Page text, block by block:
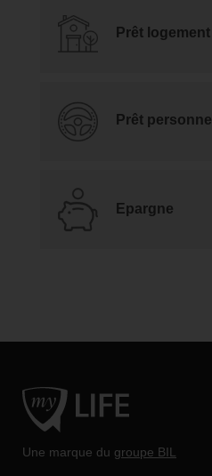
Prêt logement
Prêt personnel
Epargne
Une marque du groupe BIL